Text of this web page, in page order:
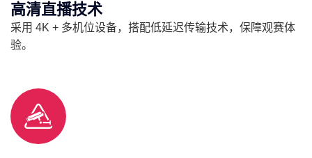
高清直播技术
采用 4K + 多机位设备，搭配低延迟传输技术，保障观赛体
验。